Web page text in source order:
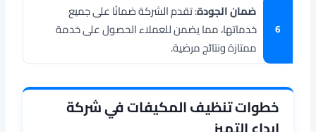
ضمان الجودة: تقدم الشركة ضمانًا على جميع
خدماتها، مما يضمن للعملاء الحصول على خدمة
ممتازة ونتائج مرضية.
خطوات تنظيف المكيفات في شركة